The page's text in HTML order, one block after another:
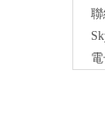
聯
電